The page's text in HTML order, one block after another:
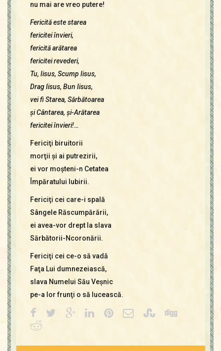
nu mai are vreo putere!
Fericită este starea
fericitei învieri,
fericită arătarea
fericitei revederi,
Tu, Iisus, Scump Iisus,
Drag Iisus, Bun Iisus,
vei fi Starea, Sărbătoarea
şi Cântarea, şi-Arătarea
fericitei învieri!…
Fericiţi biruitorii
morţii şi ai putrezirii,
ei vor moşteni-n Cetatea
Împăratului Iubirii.
Fericiţi cei care-i spală
Sângele Răscumpărării,
ei avea-vor drept la slava
Sărbătorii-Ncoronării.
Fericiţi cei ce-o să vadă
Faţa Lui dumnezeiască,
slava Numelui Său Veşnic
pe-a lor frunţi o să lucească.